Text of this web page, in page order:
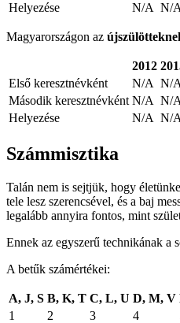
Helyezése
N/A N/A
Magyarországon az
2012
Első keresztnévként
N/A N/A
Második keresztnévként N/A N/A
Helyezése
N/A N/A
Számmisztika
Talán nem is sejtjük, hogy
tele lesz szerencsével, és a baj
legalább annyira fontos, mint
Ennek az egyszerű technikának a
A betűk számértékei:
A, J, S B, K, T C, L, U D, M, V
1
2 3 4